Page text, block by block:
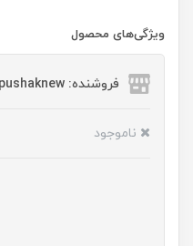
ویژگی‌های محصول
فروشنده: pushaknew
ناموجود